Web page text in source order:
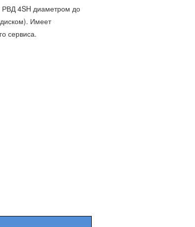
РВД 4SH диаметром до
Имеет
сервиса.